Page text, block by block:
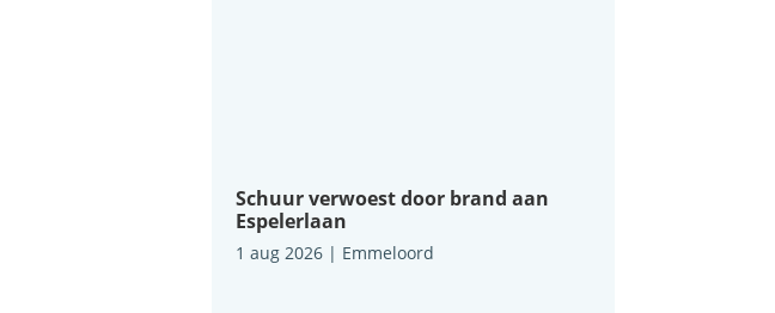
Schuur verwoest door brand aan
Espelerlaan
1 aug 2026| Emmeloord